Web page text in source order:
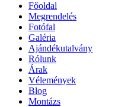
Főoldal
Megrendelés
Fotófal
Galéria
Ajándékutalvány
Rólunk
Árak
Vélemények
Blog
Montázs